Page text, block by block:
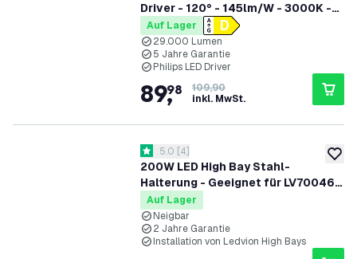
Driver - 120° - 145lm/W - 3000K -
IP65 - Dimmbar - 5 Jahre Garantie
Auf Lager
29.000 Lumen
5 Jahre Garantie
Philips LED Driver
89,
98
109,90
inkl. MwSt.
zur
200W LED High Bay Stahl-
Halterung - Geeignet für LV70046
& LV70047
Bewertungsbereich öffnen
5 Bewertungssterne
5.0 [4]
Auf Lager
Neigbar
2 Jahre Garantie
Installation von Ledvion High Bays